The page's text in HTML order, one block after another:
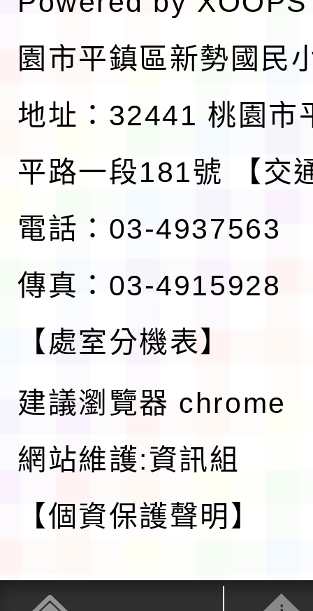
園市平鎮區新勢國民
地址：32441 桃園市
平路一段181號
【交
電話：03-4937563
傳真：03-4915928
【處室分機表】
建議瀏覽器 chrome
網站維護:資訊組
【個資保護聲明】